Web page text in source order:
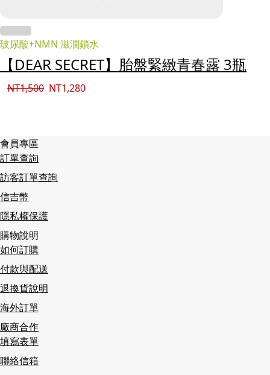
玻尿酸+NMN 滋潤鎖水
【DEAR SECRET】胎盤緊緻青春露 3瓶
NT1,500 NT1,280
會員專區
訂單查詢
訪客訂單查詢
信吉幣
隱私權保護
購物說明
如何訂購
付款與配送
退換貨說明
海外訂單
廠商合作
填寫表單
聯絡信箱